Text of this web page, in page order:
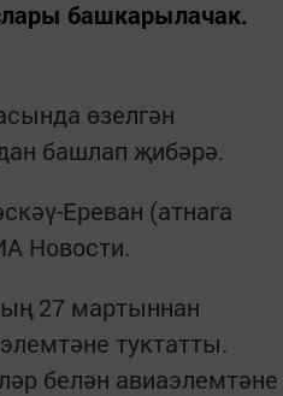
башкарылачак.
өзелгән
башлап җибәрә.
Ереван (атнага
Новости.
27 мартыннан
туктатты.
белән авиаэлемтәне